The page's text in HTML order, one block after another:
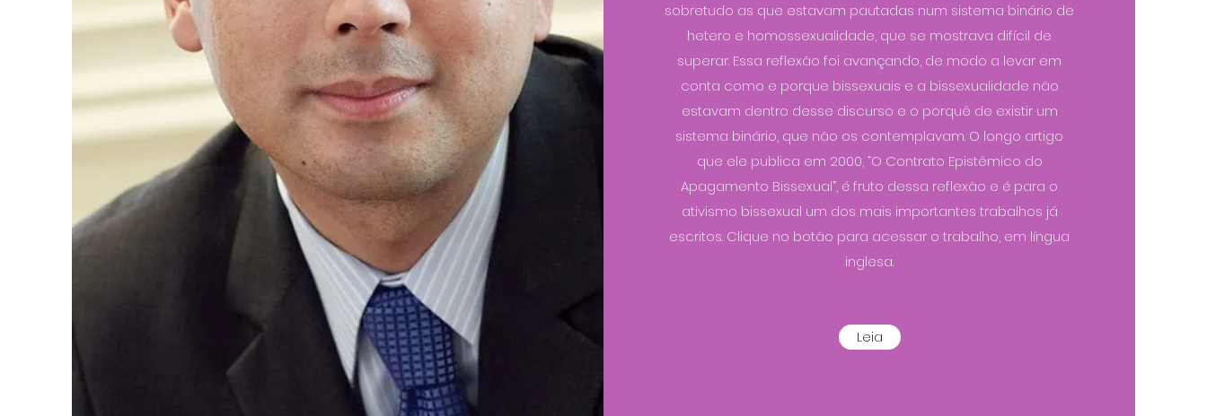
sobretudo as que estavam pautadas num sistema binário de
hetero e homossexualidade, que se mostrava difícil de
superar. Essa reflexão foi avançando, de modo a levar em
conta como e porque bissexuais e a bissexualidade não
estavam dentro desse discurso e o porquê de existir um
sistema binário, que não os contemplavam. O longo artigo
que ele publica em 2000, “O Contrato Epistêmico do
Apagamento Bissexual”, é fruto dessa reflexão e é para o
ativismo bissexual um dos mais importantes trabalhos já
escritos. Clique no botão para acessar o trabalho, em língua
inglesa.
Leia